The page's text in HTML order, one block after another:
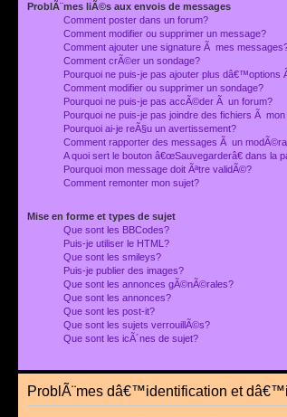
ProblÃ¨mes liÃ©s aux envois de messages
Comment poster dans un forum?
Comment modifier ou supprimer un message?
Comment ajouter une signature Ã mes
Comment crÃ©er un sondage?
Pourquoi ne puis-je pas ajouter plus dâ€™options
Comment modifier ou supprimer un sondage?
Pourquoi ne puis-je pas accÃ©der Ã un forum?
Pourquoi ne puis-je pas joindre des fichiers Ã
Pourquoi ai-je reÃ§u un avertissement?
Comment rapporter des messages Ã un
A quoi sert le bouton â€œSauvegarderâ€ dans la
Pourquoi mon message doit Ãªtre validÃ©?
Comment remonter mon sujet?
Mise en forme et types de sujet
Que sont les BBCodes?
Puis-je utiliser le HTML?
Que sont les smileys?
Puis-je publier des images?
Que sont les annonces gÃ©nÃ©rales?
Que sont les annonces?
Que sont les post-it?
Que sont les sujets verrouillÃ©s?
Que sont les icÃ´nes de sujet?
ProblÃ¨mes dâ€™identification et